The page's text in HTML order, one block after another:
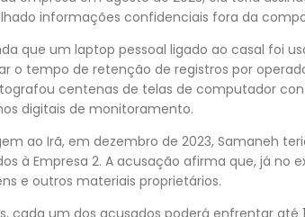
informações confidenciais fora da
que um laptop pessoal ligado ao casal foi
o tempo de retenção de registros por
centenas de telas de computador
digitais de monitoramento.
ao Irã, em dezembro de 2023, Samaneh
à Empresa 2. A acusação afirma que, já no
e outros materiais proprietários.
cada um dos acusados poderá enfrentar até